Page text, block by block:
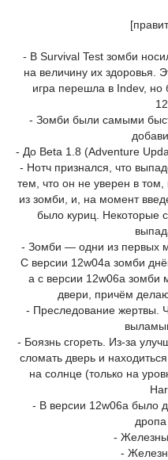
- В Survival Test зомби
на величину их здоровья.
игра перешла в Indev, но
- Зомби были самыми
- До Beta 1.8 (Adventure
- Нотч признался, что
тем, что он не уверен в
из зомби, и, на момент
было куриц. Некоторые
- Зомби — одни из первых
С версии 12w04a зомби
а с версии 12w06a зомби
двери, причём
- Преследование жертвы.
- Боязнь сгореть. Из-за
сломать дверь и
на солнце (только на
- В версии 12w06a было
-
-